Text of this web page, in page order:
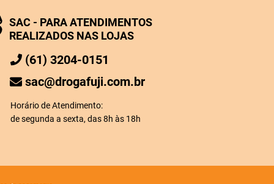
SAC - PARA ATENDIMENTOS
REALIZADOS NAS LOJAS
(61) 3204-0151
sac@drogafuji.com.br
Horário de Atendimento:
de segunda a sexta, das 8h às 18h